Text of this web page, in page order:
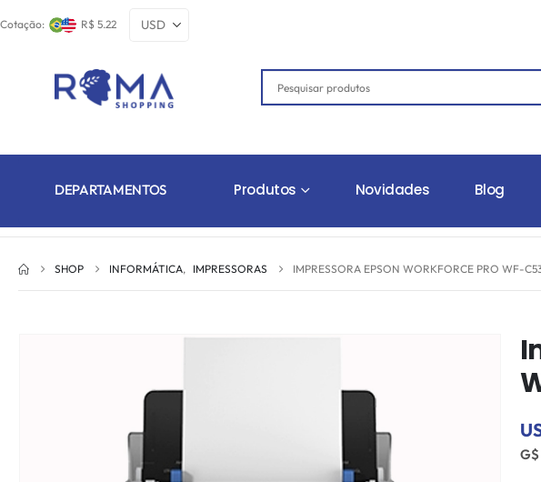
Cotação: R$ 5.22
DEPARTAMENTOS Produtos Novidades Blog
SHOP INFORMÁTICA, IMPRESSORAS IMPRESSORA EPSON WORKFORCE PRO WF-